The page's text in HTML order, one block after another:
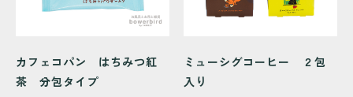
カフェコパン はちみつ紅
茶 分包タイプ
ミューシグコーヒー ２包
入り